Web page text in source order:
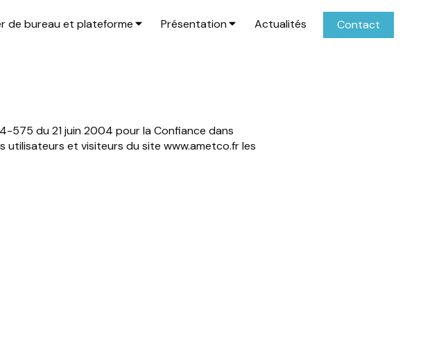
de bureau et plateforme Présentation Actualités Contact
575 du 21 juin 2004 pour la Confiance dans
utilisateurs et visiteurs du site www.ametco.fr les